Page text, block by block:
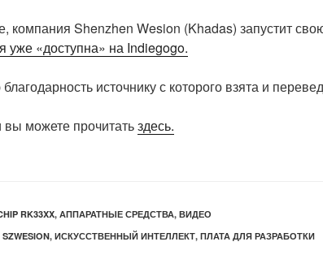
компания Shenzhen Wesion (Khadas) запустит
уже «доступна» на Indiegogo.
источнику с которого взята и
вы можете прочитатьздесь.
RK33XX, АППАРАТНЫЕ СРЕДСТВА, ВИДЕО
SZWESION, ИСКУССТВЕННЫЙ ИНТЕЛЛЕКТ, ПЛАТА ДЛЯ РАЗРАБОТКИ